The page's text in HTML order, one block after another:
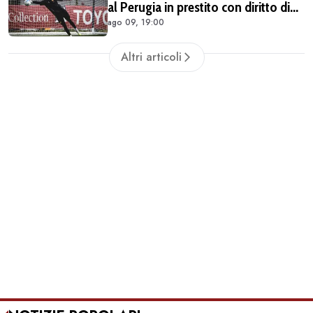
al Perugia in prestito con diritto di
riscatto
ago 09, 19:00
Altri articoli